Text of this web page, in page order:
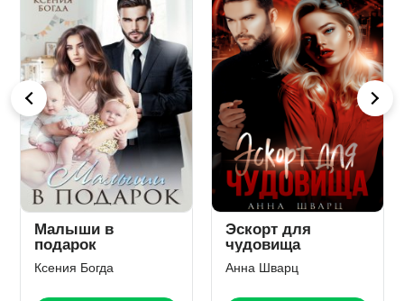
Разводить(ся)
надо уметь
Диана Рымарь
Договор на
тройню. Вернуть
семью
Рин Скай